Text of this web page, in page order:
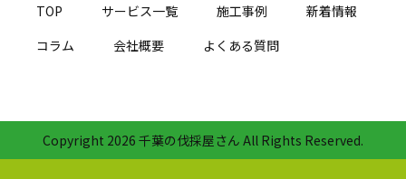
TOP サービス一覧 施工事例
新着情報
コラム
会社概要 よくある質問
Copyright 2026 千葉の伐採屋さん All Rights Reserved.